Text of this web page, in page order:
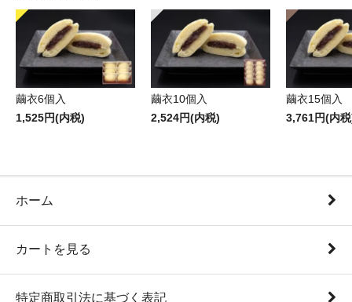
繭衣6個入
1,525円(内税)
繭衣10個入
2,524円(内税)
繭衣15個入
3,761円(内
ホーム
カートを見る
特定商取引法に基づく表記